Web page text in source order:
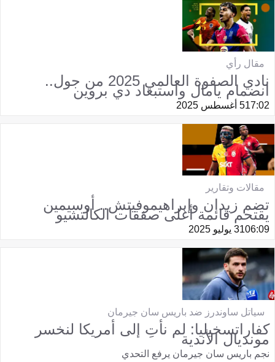
مقال رأي
نادي الصفوة العالمي 2025 من جول..
انضمام يامال واستبعاد دي بروين
17:025 أغسطس 2025
مقالات وتقارير
تضم زيدان وإبراهيموفيتش.. أوسيمين
يقتحم قائمة أغلى صفقات الكالتشيو
06:0931 يوليو 2025
سياتل ساوندرز ضد باريس سان جيرمان
كفاراتسخيليا: لم نأتِ إلى أمريكا لنخسر
مونديال الأندية
نجم باريس سان جيرمان يرفع التحدي